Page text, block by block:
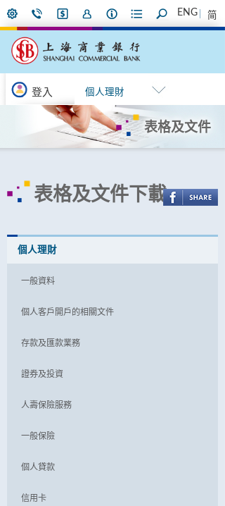
ENG 简
登入 個人理財
表格及文件
表格及文件下載
個人理財
一般資料
個人客戶開戶的相關文件
存款及匯款業務
證券及投資
人壽保險服務
一般保險
個人貸款
信用卡